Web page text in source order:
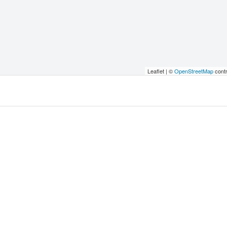
Leaflet | ©OpenStreetMap